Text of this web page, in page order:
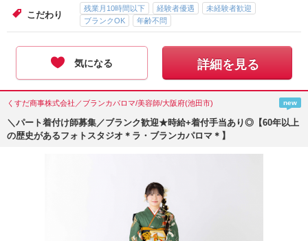
こだわり
残業月10時間以下 経験者優遇
未経験者歓迎
ブランクOK
年齢不問
気になる 詳細を見る
くすだ商事株式会社／ブランカパロマ/美容師/大阪府(池田市) new
＼パート着付け師募集／ブランク歓迎★時給+着付手当あり◎【60年以上
の歴史があるフォトスタジオ＊ラ・ブランカパロマ＊】